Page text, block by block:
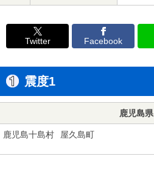
Twitter Facebook
震度1
鹿児島県
鹿児島十島村 屋久島町